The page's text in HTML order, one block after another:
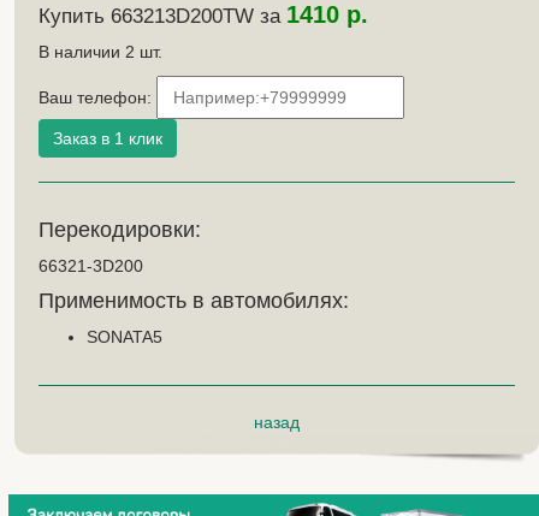
Купить 663213D200TW за 1410 р.
В наличии 2 шт.
Ваш телефон:
Перекодировки:
66321-3D200
Применимость в автомобилях:
SONATA5
назад